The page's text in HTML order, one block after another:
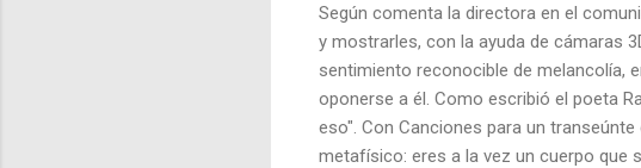
Según comenta la directora en el
y mostrarles, con la ayuda de cámaras
sentimiento reconocible de melancolía,
oponerse a él. Como escribió el poeta
eso". Con Canciones para un
metafísico: eres a la vez un cuerpo que